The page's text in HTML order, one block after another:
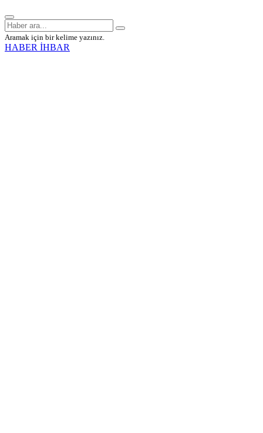
Aramak için bir kelime yazınız.
HABER İHBAR